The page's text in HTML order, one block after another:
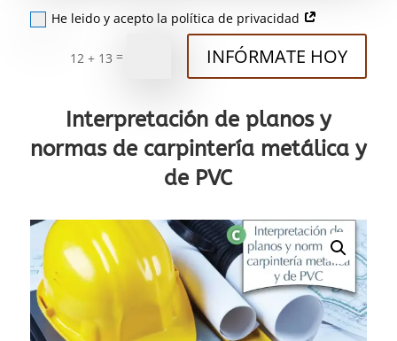
He leido y acepto la política de privacidad
12 + 13 = INFÓRMATE HOY
Interpretación de planos y
normas de carpintería metálica y
de PVC